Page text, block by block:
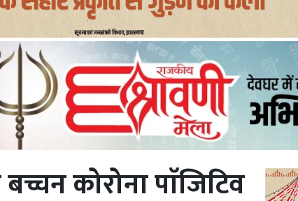
कोरोना पाॅजिटिव